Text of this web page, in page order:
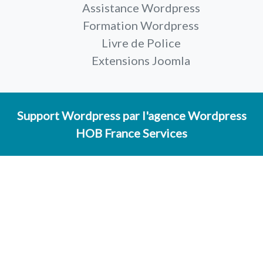
Assistance Wordpress
Formation Wordpress
Livre de Police
Extensions Joomla
Support Wordpress par l'agence Wordpress
HOB France Services